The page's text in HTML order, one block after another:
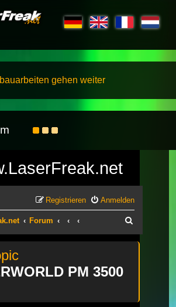
gehen weiter
Anmelden
Registrieren
Forum
PM 3500